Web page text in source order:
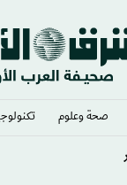
صحة وعلوم